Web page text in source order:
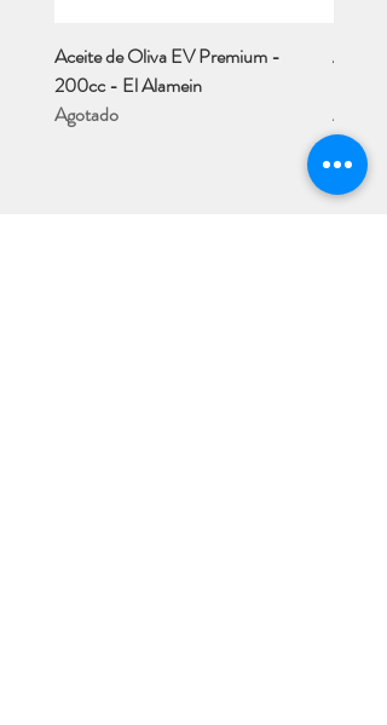
Aceite de Oliva EV Premium -
200cc - El Alamein
Agotado
Aceite
Agotado